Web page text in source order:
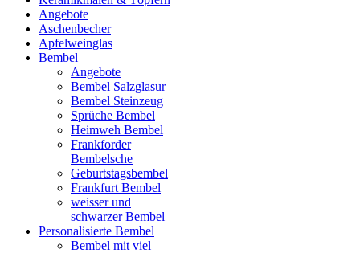
Angebote
Aschenbecher
Apfelweinglas
Bembel
Angebote
Bembel Salzglasur
Bembel Steinzeug
Sprüche Bembel
Heimweh Bembel
Frankforder
Bembelsche
Geburtstagsbembel
Frankfurt Bembel
weisser und
schwarzer Bembel
Personalisierte Bembel
Bembel mit viel